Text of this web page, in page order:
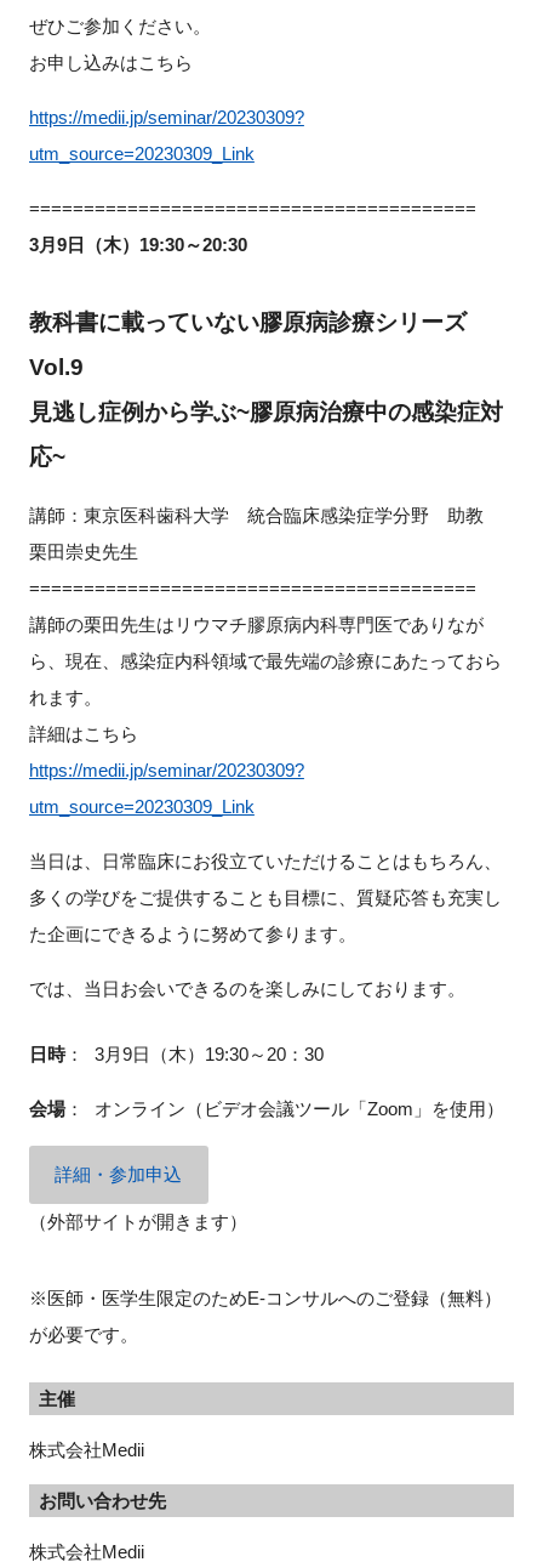
イベントお知らせメール登録
閉じる
ぜひご参加ください。
お申し込みはこちら
https://medii.jp/seminar/20230309?
utm_source=20230309_ Link
=========================================
3月9日（木）19:30～20:30
教科書に載っていない膠原病診療シリーズ
Vol.9
見逃し症例から学ぶ~膠原病治療中の感染症対
応~
講師：東京医科歯科大学 統合臨床感染症学分野 助教
栗田崇史先生
=========================================
講師の栗田先生はリウマチ膠原病内科専門医でありなが
ら、現在、感染症内科領域で最先端の診療にあたっておら
れます。
詳細はこちら
https://medii.jp/seminar/20230309?
utm_source=20230309_ Link
当日は、日常臨床にお役立ていただけることはもちろん、
多くの学びをご提供することも目標に、質疑応答も充実し
た企画にできるように努めて参ります。
では、当日お会いできるのを楽しみにしております。
日時： 3月9日（木）19:30～20：30
会場： オンライン（ビデオ会議ツール「Zoom」を使用）
詳細・参加申込
（外部サイトが開きます）
※医師・医学生限定のためE-コンサルへのご登録（無料）
が必要です。
主催
株式会社Medii
お問い合わせ先
株式会社Medii